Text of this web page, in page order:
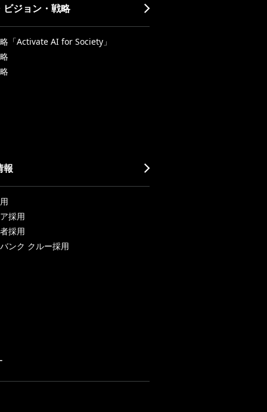
ビジョン・戦略
「Activate AI for Society」
報
採用
採用
ンク クルー採用